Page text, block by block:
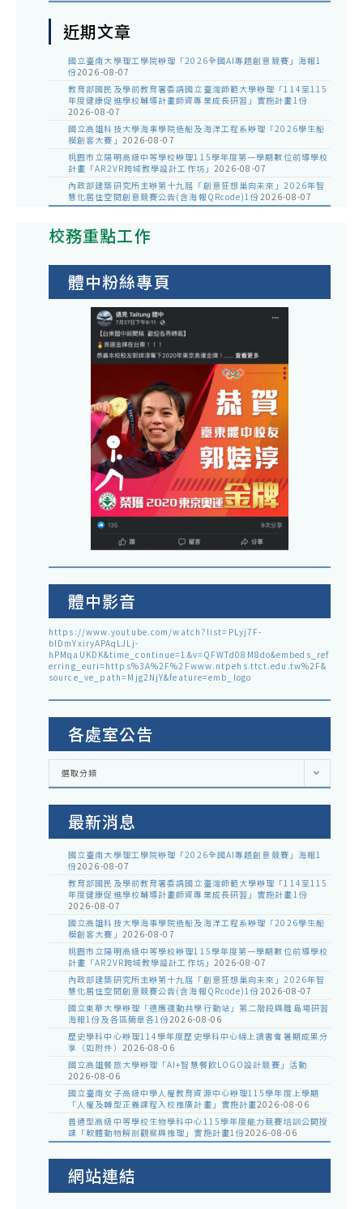
近期文章
國立臺南大學理工學院辦理「2026全國AI專題創意競賽」海報1
份2026-08-07
教育部國民及學前教育署委請國立臺灣師範大學辦理「114至115
年度健康促進學校輔導計畫師資專業成長研習」實施計畫1份
2026-08-07
國立高雄科技大學海事學院造船及海洋工程系辦理「2026學生船
模創客大賽」 2026-08-07
桃園市立陽明高級中等學校辦理115學年度第一學期數位前導學校
計畫「AR2VR跨域教學設計工作坊」 2026-08-07
內政部建築研究所主辦第十九屆「創意狂想巢向未來」2026年智
慧化居住空間創意競賽公告(含海報QRcode)1份2026-08-07
校務重點工作
體中粉絲專頁
體中影音
https://www.youtube.com/watch?list=PLyj7F-
blDmYxiryAPAqLJLj-
hPMqaUKDK&time_continue=1&v=QFWTd08M8do&embeds_ref
erring_euri=https%3A%2F%2Fwww.ntpehs.ttct.edu.tw%2F&
source_ve_path=Mjg2NjY&feature=emb_logo
各處室公告
各
室
告
選取分類
最新消息
國立臺南大學理工學院辦理「2026全國AI專題創意競賽」海報1
份2026-08-07
教育部國民及學前教育署委請國立臺灣師範大學辦理「114至115
年度健康促進學校輔導計畫師資專業成長研習」實施計畫1份
2026-08-07
國立高雄科技大學海事學院造船及海洋工程系辦理「2026學生船
模創客大賽」 2026-08-07
桃園市立陽明高級中等學校辦理115學年度第一學期數位前導學校
計畫「AR2VR跨域教學設計工作坊」 2026-08-07
內政部建築研究所主辦第十九屆「創意狂想巢向未來」2026年智
慧化居住空間創意競賽公告(含海報QRcode)1份2026-08-07
國立東華大學辦理「適應運動共學行動站」第二階段與離島場研習
海報1份及各區簡章各1份2026-08-06
歷史學科中心辦理114學年度歷史學科中心線上讀書會暑期成果分
享（如附件） 2026-08-06
國立高雄餐旅大學辦理「AI+智慧餐飲LOGO設計競賽」活動
2026-08-06
國立臺南女子高級中學人權教育資源中心辦理115學年度上學期
「人權及轉型正義課程入校推廣計畫」實施計畫2026-08-06
普通型高級中等學校生物學科中心115學年度能力競賽培訓公開授
課「軟體動物解剖觀察與推理」實施計畫1份2026-08-06
網站連結